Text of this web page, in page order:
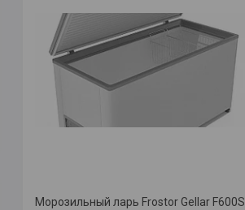
Морозильный ларь Frostor Gellar F600S